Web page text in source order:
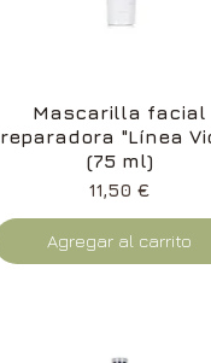
Vista rápida
Mascarilla facial
reparadora "Línea
(75 ml)
Precio
11,50 €
Agregar al carrito